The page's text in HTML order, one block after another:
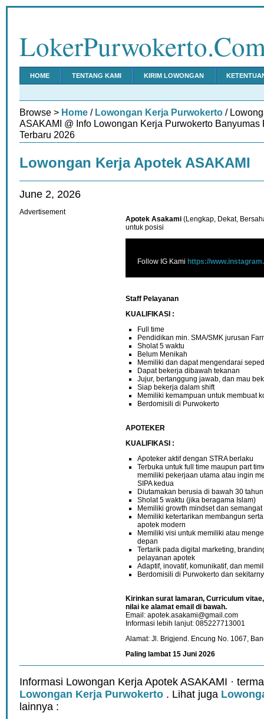
HOME TENTANG KAMI KIRIM LOWONGAN
Browse > Home / Lowongan Kerja Purwokerto /
ASAKAMI @ Info Lowongan Kerja Purwokerto
Terbaru 2026
Lowongan Kerja Apotek ASAKAMI
June 2, 2026
Apotek Asakami (Lengkap, Dekat,
untuk posisi
Follow IG Kami https://
Staff Pelayanan
KUALIFIKASI :
Full time
Pendidikan min. SMA/SMK jurusan
Sholat 5 waktu
Belum Menikah
Memiliki dan dapat mengendarai
Dapat bekerja dibawah tekanan
Jujur, bertanggung jawab, dan mau
Siap bekerja dalam shift
Memiliki kemampuan untuk membuat
Berdomisili di Purwokerto
APOTEKER
KUALIFIKASI :
Apoteker aktif dengan STRA berlaku
Terbuka untuk full time maupun part
memiliki pekerjaan utama atau ingin
SIPA kedua
Diutamakan berusia di bawah 30 tahun
Sholat 5 waktu (jika beragama Islam)
Memiliki growth mindset dan
Memiliki ketertarikan membangun
apotek modern
Memiliki visi untuk memiliki atau
depan
Tertarik pada digital marketing,
pelayanan apotek
Adaptif, inovatif, komunikatif, dan
Berdomisili di Purwokerto dan
Kirinkan surat lamaran, Curriculum
nilai ke alamat email di bawah.
Email: apotek.asakami@gmail.com
Informasi lebih lanjut: 085227713001
Alamat: Jl. Brigjend. Encung No. 1067,
Paling lambat 15 Juni 2026
Advertisement
Informasi Lowongan Kerja Apotek ASAKAMI ·
Lowongan Kerja Purwokerto . Lihat juga
lainnya :